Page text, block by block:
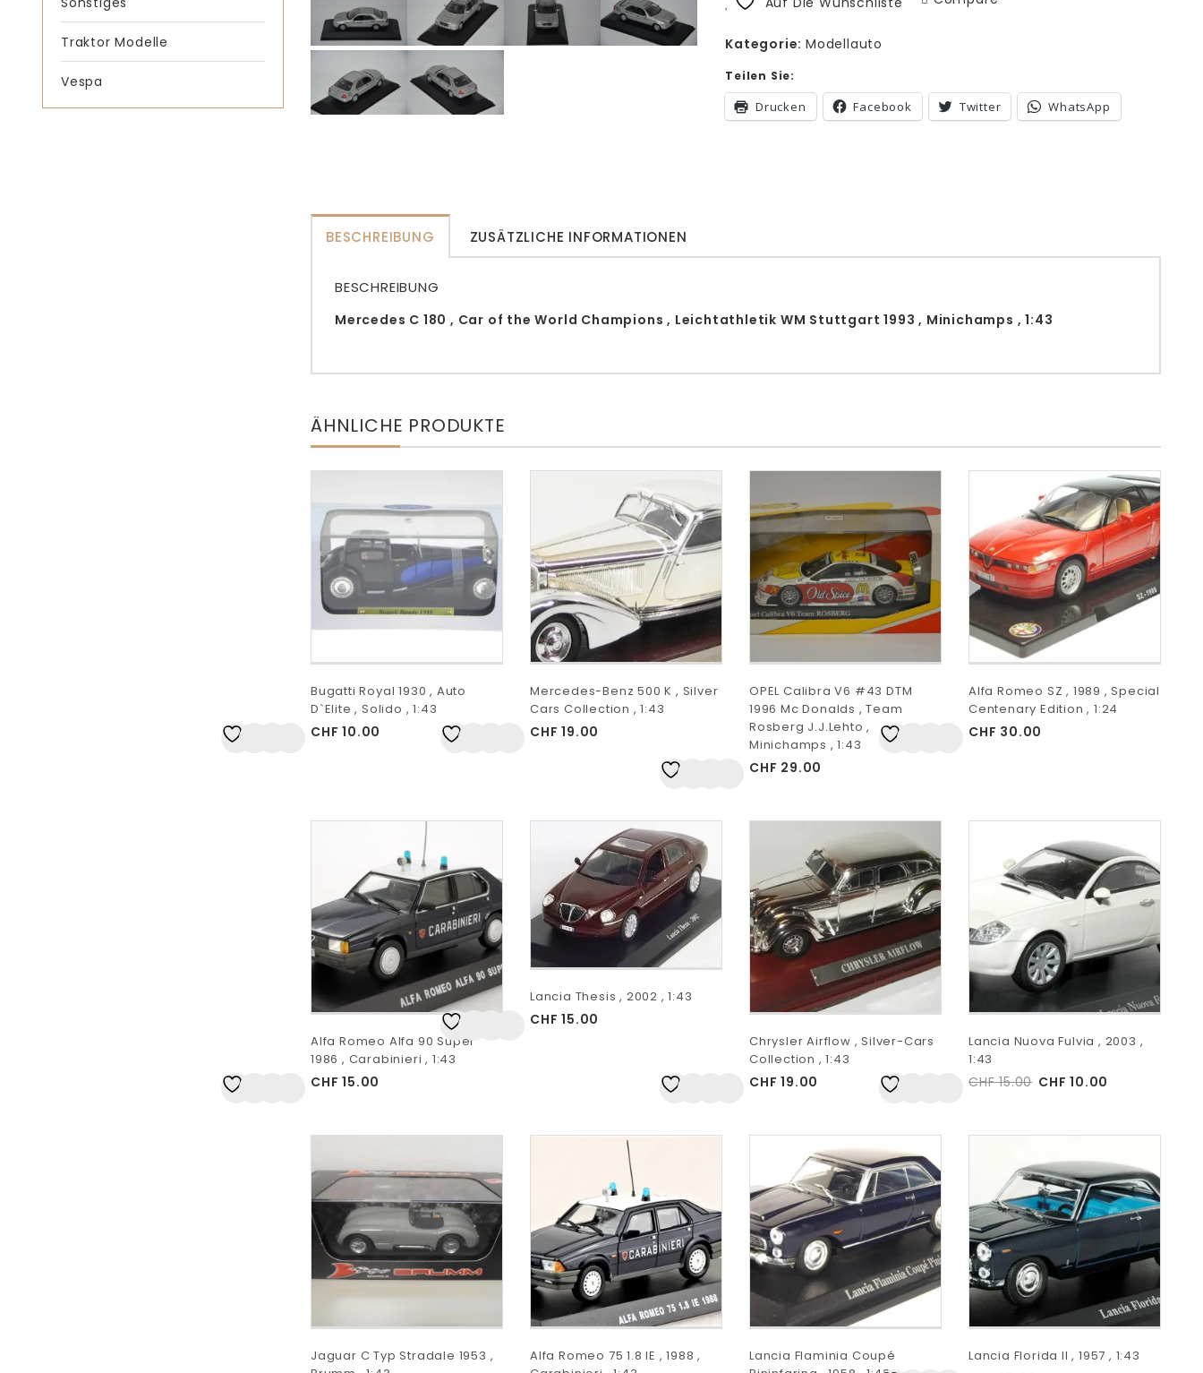
Traktor Modelle
Vespa
Kategorie:Modellauto
Teilen Sie:
Drucken Facebook Twitter WhatsApp
BESCHREIBUNG ZUSÄTZLICHE INFORMATIONEN
BESCHREIBUNG
Mercedes C 180 , Car of the World Champions , Leichtathletik WM Stuttgart 1993 , Minichamps , 1:43
ÄHNLICHE PRODUKTE
Bugatti Royal 1930 , Auto
D`Elite , Solido , 1:43
CHF 10.00
Mercedes-Benz 500 K , Silver
Cars Collection , 1:43
CHF 19.00
OPEL Calibra V6 #43 DTM
1996 Mc Donalds , Team
Rosberg J.J.Lehto ,
Minichamps , 1:43
CHF 29.00
Alfa Romeo SZ , 1989 , Special
Centenary Edition , 1:24
CHF 30.00
Alfa Romeo Alfa 90 Super
1986 , Carabinieri , 1:43
CHF 15.00
Lancia Thesis , 2002 , 1:43
CHF 15.00
Chrysler Airflow , Silver-Cars
Collection , 1:43
CHF 19.00
Lancia Nuova Fulvia , 2003 ,
1:43
CHF15.00 CHF 10.00
Jaguar C Typ Stradale 1953 ,
Alfa Romeo 75 1.8 IE , 1988 ,
Lancia Flaminia Coupé
Lancia Florida II , 1957 , 1:43